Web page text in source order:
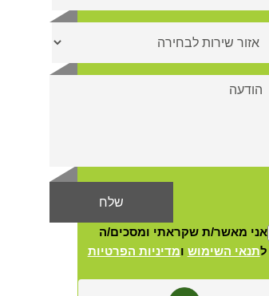
אני מאשר/ת שקראתי ומסכים/ה
לתנאי השימוש ומדיניות הפרטיות